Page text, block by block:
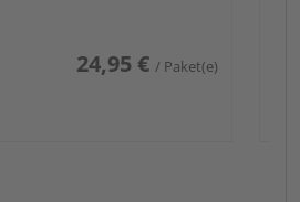
24,95 € / Paket(e)